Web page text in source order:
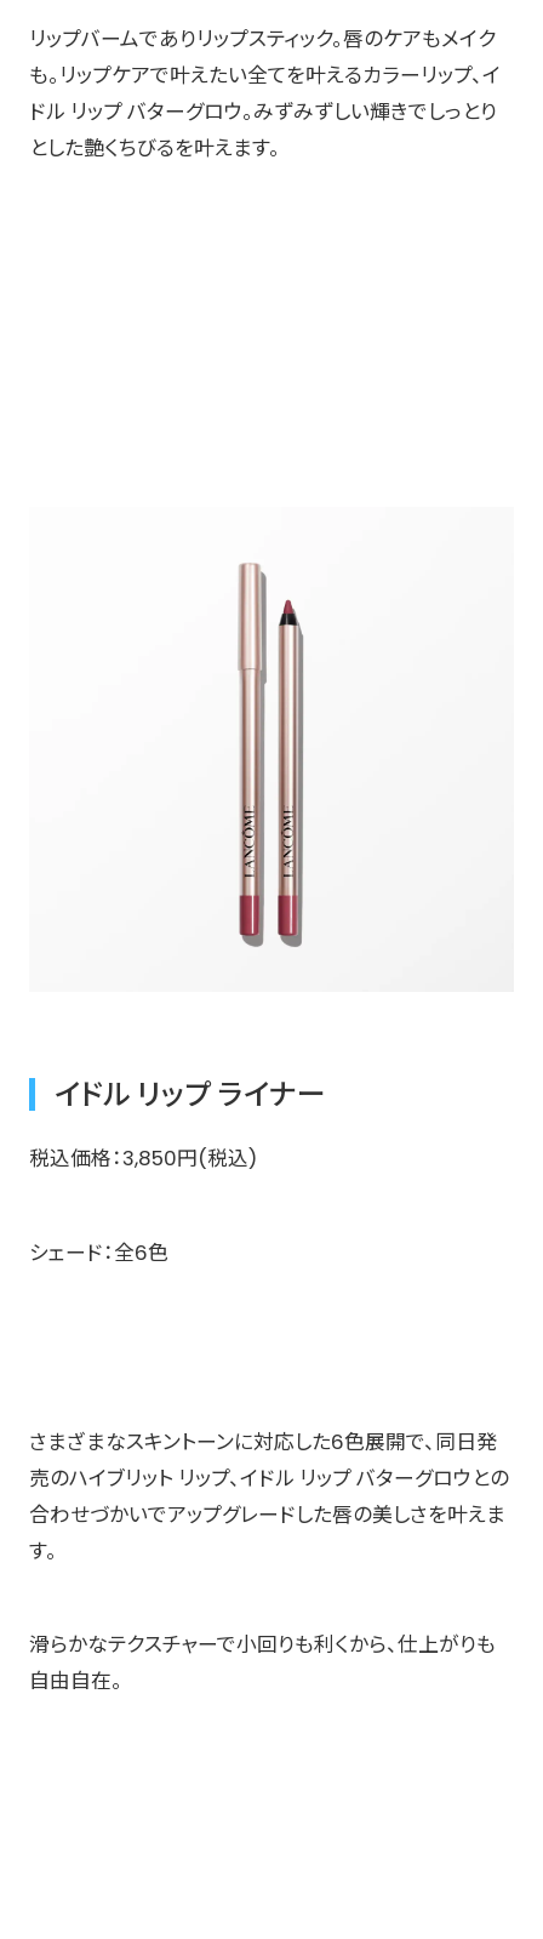
リップバームでありリップスティック。唇のケアもメイク
も。リップケアで叶えたい全てを叶えるカラーリップ、イ
ドル リップ バターグロウ。みずみずしい輝きでしっとり
とした艶くちびるを叶えます。
イドル リップ ライナー
税込価格：3,850円(税込)​
シェード：全6色
さまざまなスキントーンに対応した6色展開で、同日発
売のハイブリット リップ、イドル リップ バターグロウとの
合わせづかいでアップグレードした唇の美しさを叶えま
す。
滑らかなテクスチャーで小回りも利くから、仕上がりも
自由自在。